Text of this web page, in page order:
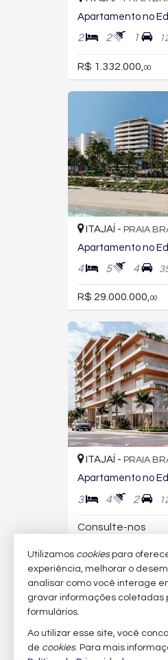
2 2 1
R$ 1.332.000, 00
ITAJAÍ - PRAIA
4 5 4
R$ 29.000.000,00
ITAJAÍ - PRAIA
3 4 2
Consulte-nos
302 imóveis
Quer vender
Cadastre-se
Utilizamos cookiespara
experiência, melhorar o
analisar como você interage
gravar informações coletadas
formulários.
Ao utilizar esse site, você
de cookies. Para mais